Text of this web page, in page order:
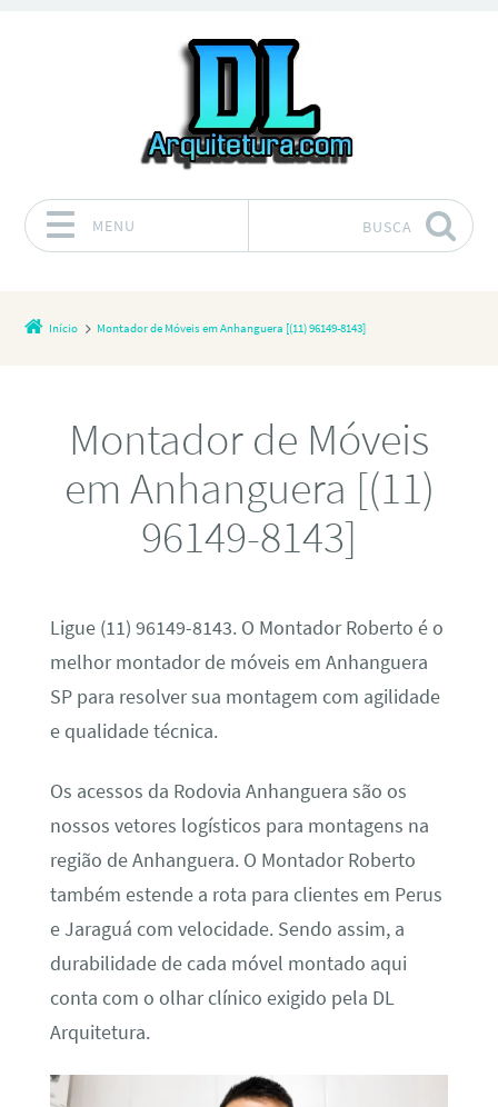
MENU BUSCA
Início Montador de Móveis em Anhanguera [(11) 96149-8143]
Montador de Móveis
em Anhanguera [(11)
96149-8143]
Ligue (11) 96149-8143. O Montador Roberto é o
melhor montador de móveis em Anhanguera
SP para resolver sua montagem com agilidade
e qualidade técnica.
Os acessos da Rodovia Anhanguera são os
nossos vetores logísticos para montagens na
região de Anhanguera. O Montador Roberto
também estende a rota para clientes em Perus
e Jaraguá com velocidade. Sendo assim, a
durabilidade de cada móvel montado aqui
conta com o olhar clínico exigido pela DL
Arquitetura.